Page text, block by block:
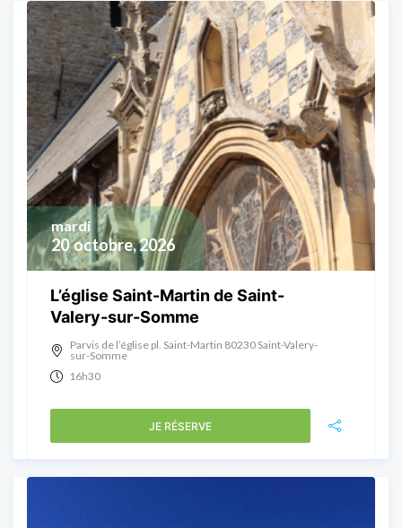
20 octobre, 2026
mardi
L’église Saint-Martin de Saint-
Valery-sur-Somme
Parvis de l’église pl. Saint-Martin 80230 Saint-Valery-
sur-Somme
16h30
JE RÉSERVE